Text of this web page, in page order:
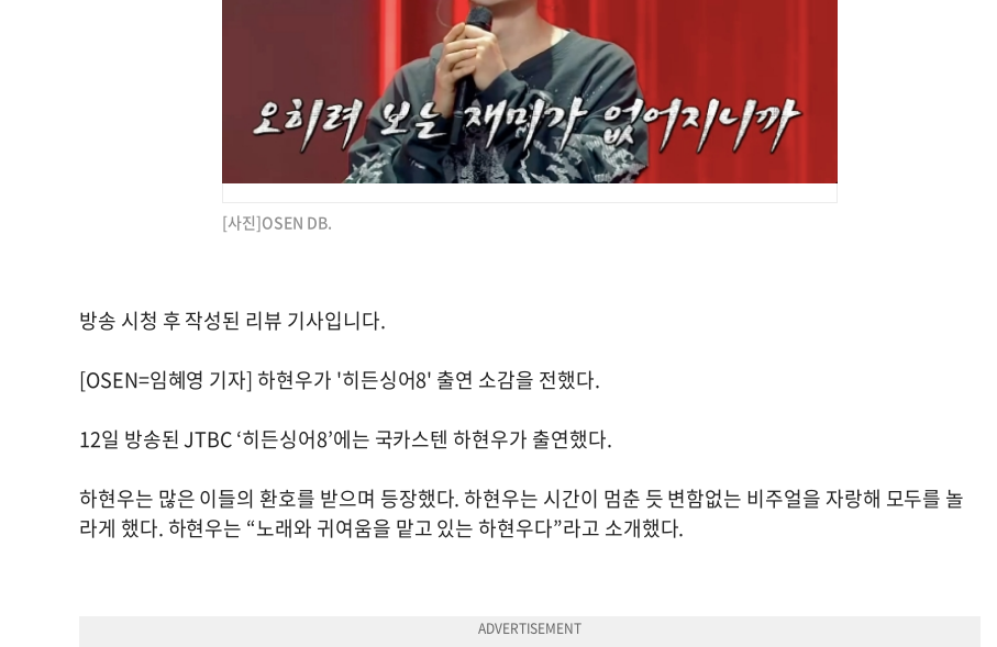
[사진]OSEN DB.
방송 시청 후 작성된 리뷰 기사입니다.
[OSEN=임혜영 기자] 하현우가 '히든싱어8' 출연 소감을 전했다.
12일 방송된 JTBC ‘히든싱어8’에는 국카스텐 하현우가 출연했다.
하현우는 많은 이들의 환호를 받으며 등장했다. 하현우는 시간이 멈춘 듯 변함없는 비주얼을 자랑해 모두를 놀
라게 했다. 하현우는 “노래와 귀여움을 맡고 있는 하현우다”라고 소개했다.